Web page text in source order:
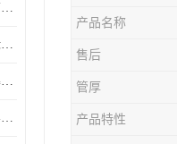
唐山水泥管厂家电话 应用广泛领域多样
唐山检查井厂家电话 井盖标识清晰无误
石家庄预制检查井供应商 暴雨季节排水畅通
河北检查井厂 提供管道扩容接口
产品名称
售后
管厚
产品特性